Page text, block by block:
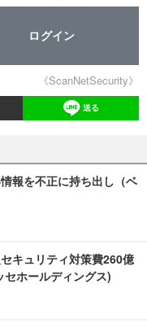
ログイン
《ScanNetSecurity》
送る
報を不正に持ち出し（ベ
キュリティ対策費260億
ホールディングス)